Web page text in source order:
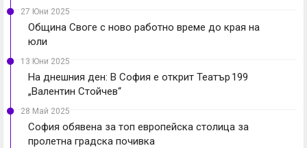
27 Юни 2025
Община Своге с ново работно време до края на
юли
13 Юни 2025
На днешния ден: В София е открит Театър 199
„Валентин Стойчев“
28 Май 2025
София обявена за топ европейска столица за
пролетна градска почивка